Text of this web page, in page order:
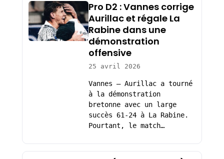
Pro D2 : Vannes corrige
Aurillac et régale La
Rabine dans une
démonstration
offensive
25 avril 2026
Vannes – Aurillac a tourné
à la démonstration
bretonne avec un large
succès 61-24 à La Rabine.
Pourtant, le match…